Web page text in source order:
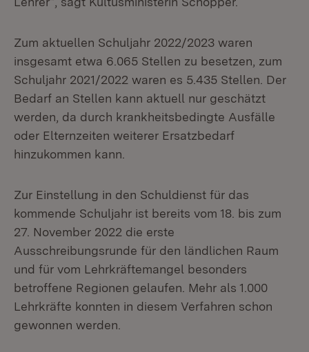
Zum aktuellen Schuljahr 2022/2023 waren
insgesamt etwa 6.065 Stellen zu besetzen, zum
Schuljahr 2021/2022 waren es 5.435 Stellen. Der
Bedarf an Stellen kann aktuell nur geschätzt
werden, da durch krankheitsbedingte Ausfälle
oder Elternzeiten weiterer Ersatzbedarf
hinzukommen kann.
Zur Einstellung in den Schuldienst für das
kommende Schuljahr ist bereits vom 18. bis zum
27. November 2022 die erste
Ausschreibungsrunde für den ländlichen Raum
und für vom Lehrkräftemangel besonders
betroffene Regionen gelaufen. Mehr als 1.000
Lehrkräfte konnten in diesem Verfahren schon
gewonnen werden.